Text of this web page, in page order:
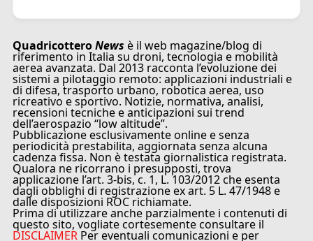
QuadricotteroNews è il web magazine/blog di
riferimento in Italia su droni, tecnologia e mobilità
aerea avanzata. Dal 2013 racconta l’evoluzione dei
sistemi a pilotaggio remoto: applicazioni industriali e
di difesa, trasporto urbano, robotica aerea, uso
ricreativo e sportivo. Notizie, normativa, analisi,
recensioni tecniche e anticipazioni sui trend
dell’aerospazio “low altitude”.
Pubblicazione esclusivamente online e senza
periodicità prestabilita, aggiornata senza alcuna
cadenza fissa. Non è testata giornalistica registrata.
Qualora ne ricorrano i presupposti, trova
applicazione l’art. 3-bis, c. 1, L. 103/2012 che esenta
dagli obblighi di registrazione ex art. 5 L. 47/1948 e
dalle disposizioni ROC richiamate.
Prima di utilizzare anche parzialmente i contenuti di
questo sito, vogliate cortesemente consultare il
DISCLAIMER Per eventuali comunicazioni e per